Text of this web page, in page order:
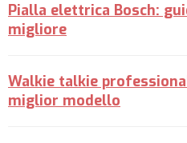
Pialla elettrica Bosch:
migliore
Walkie talkie
miglior modello